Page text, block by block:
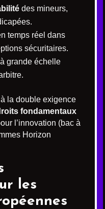
des mineurs,
temps réel dans
sécuritaires.
grande échelle
la double exigence
fondamentaux
l’innovation (bac à
Horizon
les